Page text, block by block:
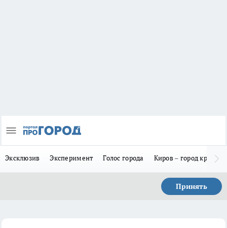
Эксклюзив Эксперимент Голос города Киров – город
Принять